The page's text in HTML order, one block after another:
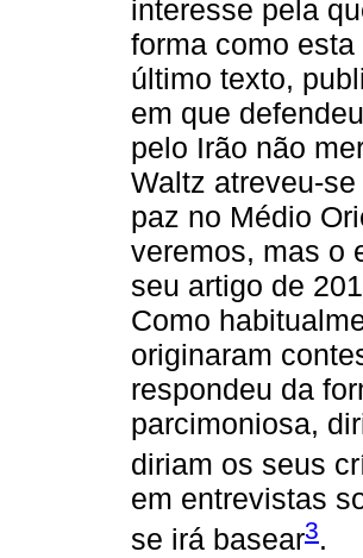
interesse pela
forma como
último texto,
em que
pelo Irão não
Waltz atreveu-
paz no Médio
veremos, mas o
seu artigo de
Como
originaram
respondeu da
parcimoniosa,
diriam os seus
em entrevistas
se irá basear3.